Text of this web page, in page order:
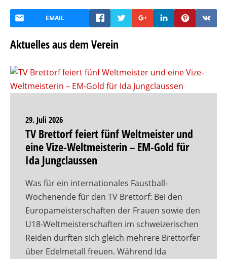
EMAIL
Aktuelles aus dem Verein
29. Juli 2026
TV Brettorf feiert fünf Weltmeister und
eine Vize-Weltmeisterin – EM-Gold für
Ida Jungclaussen
Was für ein internationales Faustball-
Wochenende für den TV Brettorf: Bei den
Europameisterschaften der Frauen sowie den
U18-Weltmeisterschaften im schweizerischen
Reiden durften sich gleich mehrere Brettorfer
über Edelmetall freuen. Während Ida